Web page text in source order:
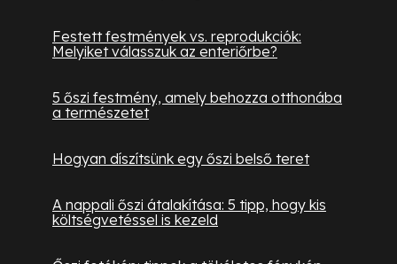
Festett festmények vs. reprodukciók:
Melyiket válasszuk az enteriőrbe?
5 őszi festmény, amely behozza otthonába
a természetet
Hogyan díszítsünk egy őszi belső teret
A nappali őszi átalakítása: 5 tipp, hogy kis
költségvetéssel is kezeld